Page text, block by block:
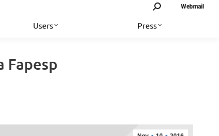
Search: Webmail
Users Press
Fapesp